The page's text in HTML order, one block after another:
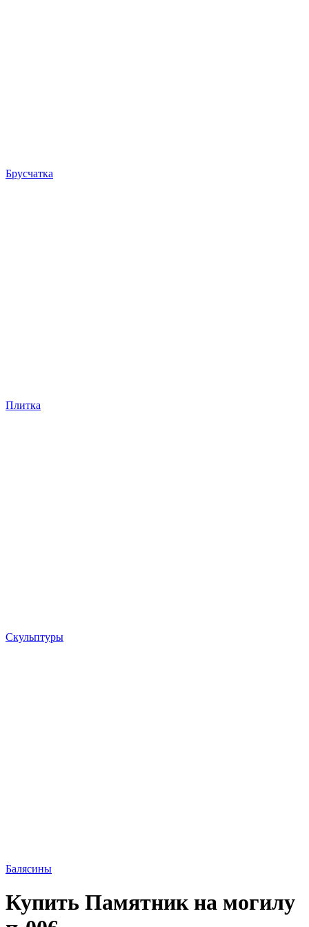
Брусчатка
Плитка
Скульптуры
Балясины
Купить Памятник на могилу